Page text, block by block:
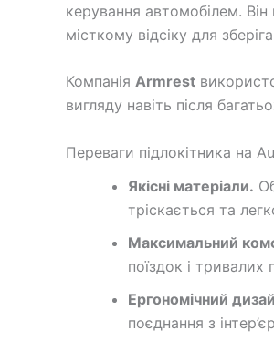
керування автомобілем.
місткому відсіку для
Компанія Armrest
вигляду навіть після
Переваги підлокітника на
Якісні матеріали.
тріскається та
Максимальний
поїздок і
Ергономічний
поєднання з